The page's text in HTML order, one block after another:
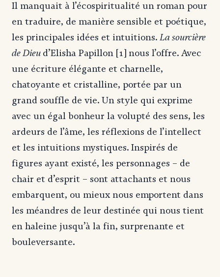
Il manquait à l’écospiritualité un roman pour
en traduire, de manière sensible et poétique,
les principales idées et intuitions. La sourcière
de Dieu d’Elisha Papillon [1] nous l’offre. Avec
une écriture élégante et charnelle,
chatoyante et cristalline, portée par un
grand souffle de vie. Un style qui exprime
avec un égal bonheur la volupté des sens, les
ardeurs de l’âme, les réflexions de l’intellect
et les intuitions mystiques. Inspirés de
figures ayant existé, les personnages – de
chair et d’esprit – sont attachants et nous
embarquent, ou mieux nous emportent dans
les méandres de leur destinée qui nous tient
en haleine jusqu’à la fin, surprenante et
bouleversante.